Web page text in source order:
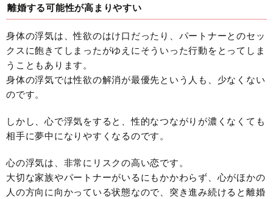
離婚する可能性が高まりやすい
身体の浮気は、性欲のはけ口だったり、パートナーとのセッ
クスに飽きてしまったがゆえにそういった行動をとってしま
うこともあります。
身体の浮気では性欲の解消が最優先という人も、少なくない
のです。
しかし、心で浮気をすると、性的なつながりが濃くなくても
相手に夢中になりやすくなるのです。
心の浮気は、非常にリスクの高い恋です。
大切な家族やパートナーがいるにもかかわらず、心がほかの
人の方向に向かっている状態なので、突き進み続けると離婚